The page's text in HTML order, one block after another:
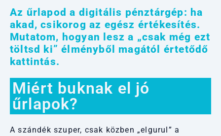
Az űrlapod a digitális pénztárgép: ha
akad, csikorog az egész értékesítés.
Mutatom, hogyan lesz a „csak még ezt
töltsd ki” élményből magától értetődő
kattintás.
Miért buknak el jó
űrlapok?
A szándék szuper, csak közben „elgurul” a